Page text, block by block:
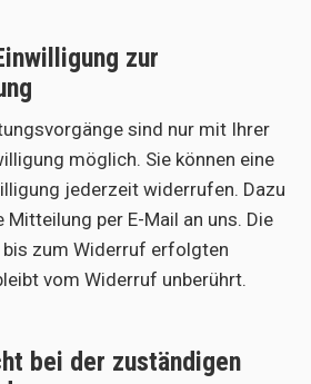
zur
sind nur mit Ihrer
möglich. Sie können eine
jederzeit widerrufen. Dazu
per E-Mail an uns. Die
zum Widerruf erfolgten
vom Widerruf unberührt.
bei der zuständigen